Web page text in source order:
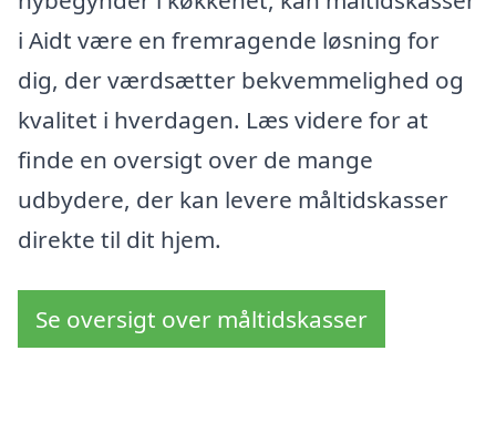
i Aidt være en fremragende løsning for
dig, der værdsætter bekvemmelighed og
kvalitet i hverdagen. Læs videre for at
finde en oversigt over de mange
udbydere, der kan levere måltidskasser
direkte til dit hjem.
Se oversigt over måltidskasser